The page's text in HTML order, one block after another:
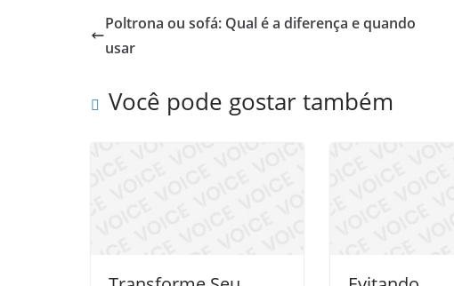
Poltrona ou sofá: Qual é a diferença e quando
usar
Você pode gostar também